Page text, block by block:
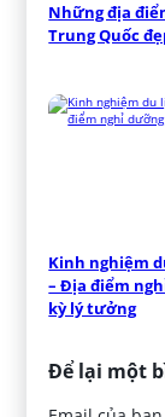
Những địa
Trung Quốc
Kinh nghiệm
– Địa điểm
kỳ lý tưởng
Để lại một